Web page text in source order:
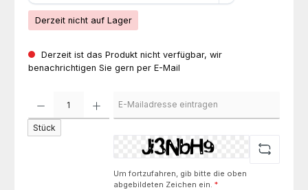
Derzeit nicht auf Lager
Derzeit ist das Produkt nicht verfügbar, wir
benachrichtigen Sie gern per E-Mail
Stück
Um fortzufahren, gib bitte die oben
abgebildeten Zeichen ein.*